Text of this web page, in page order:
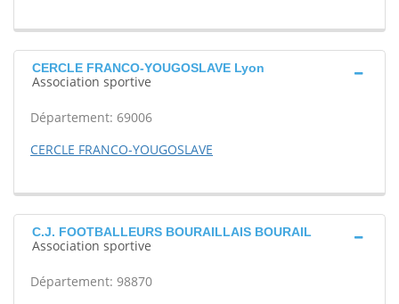
CERCLE FRANCO-YOUGOSLAVE Lyon
Association sportive
Département: 69006
CERCLE FRANCO-YOUGOSLAVE
C.J. FOOTBALLEURS BOURAILLAIS BOURAIL
Association sportive
Département: 98870